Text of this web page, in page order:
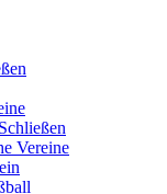
Schließen
Vereine